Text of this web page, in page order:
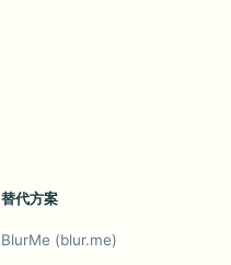
替代方案
BlurMe (blur.me)